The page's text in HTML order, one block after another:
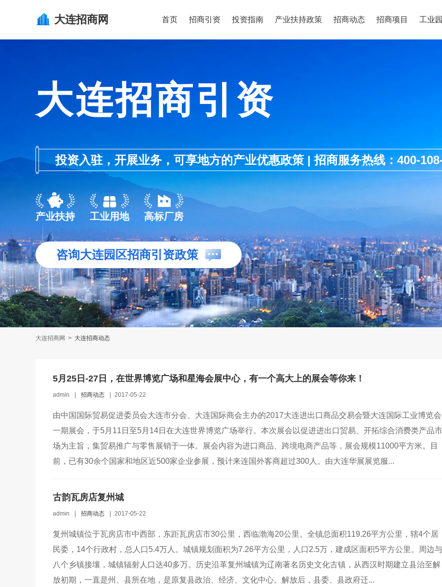
大连招商网 首页 招商引资 投资指南 产业扶持政策 招商动态 招商项目 工业
大连招商引资
投资入驻，开展业务，可享地方的产业优惠政策 | 招商服务热线：400-
产业扶持 工业用地 高标厂房
咨询大连园区招商引资政策
大连招商网 > 大连招商动态
5月25日-27日，在世界博览广场和星海会展中心，有一个高大上的展会等你来！
admin 招商动态 2017-05-22
由中国国际贸易促进委员会大连市分会、大连国际商会主办的2017大连进出口商品交易会暨大连国际工业博览会
一期展会，于5月11日至5月14日在大连世界博览广场举行。本次展会以促进进出口贸易、开拓综合消费类产品市
场为主旨，集贸易推广与零售展销于一体。展会内容为进口商品、跨境电商产品等，展会规模11000平方米。目
前，已有30余个国家和地区近500家企业参展，预计来连国外客商超过300人。由大连华展展览服...
古韵瓦房店复州城
admin 招商动态 2017-05-22
复州城镇位于瓦房店市中西部，东距瓦房店市30公里，西临渤海20公里。全镇总面积119.26平方公里，辖4个居
民委，14个行政村，总人口5.4万人。城镇规划面积为7.26平方公里，人口2.5万，建成区面积5平方公里。周边与
八个乡镇接壤，城镇辐射人口达40多万。历史沿革复州城镇为辽南著名历史文化古镇，从西汉时期建立县治至解
放初期，一直是州、县所在地，是原复县政治、经济、文化中心。解放后，县委、县政府迁...